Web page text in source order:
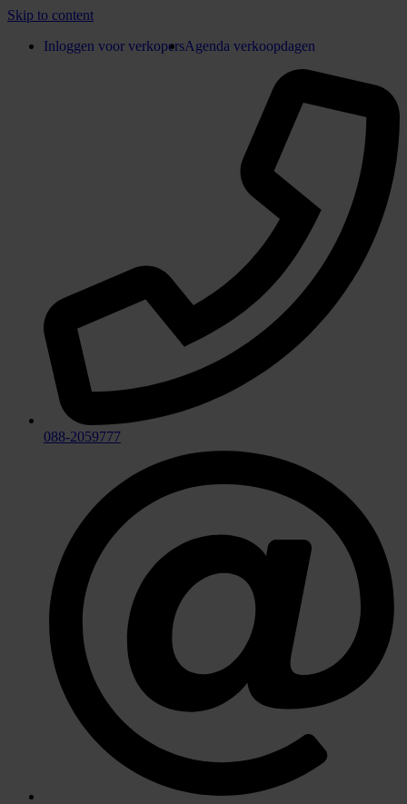
Skip to content
Inloggen voor verkopersAgenda verkoopdagen
088-2059777